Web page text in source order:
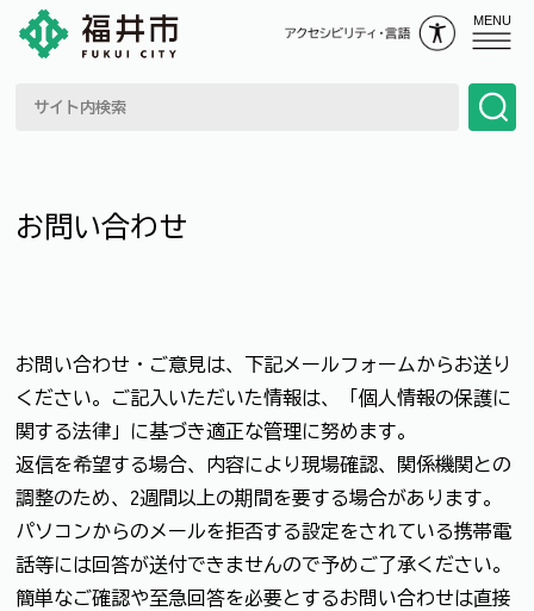
MENU
お問い合わせ
お問い合わせ・ご意見は、下記メールフォームからお送り
ください。ご記入いただいた情報は、「個人情報の保護に
関する法律」に基づき適正な管理に努めます。
返信を希望する場合、内容により現場確認、関係機関との
調整のため、2週間以上の期間を要する場合があります。
パソコンからのメールを拒否する設定をされている携帯電
話等には回答が送付できませんので予めご了承ください。
簡単なご確認や至急回答を必要とするお問い合わせは直接